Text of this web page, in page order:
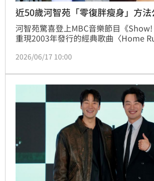
近50歲河智苑「零復胖瘦身」方法
河智苑驚喜登上MBC音樂節目《Show!
重現2003年發行的經典歌曲〈Home
敢相信快50歲了」、「真正的逆生長女
2026/06/17 10:00